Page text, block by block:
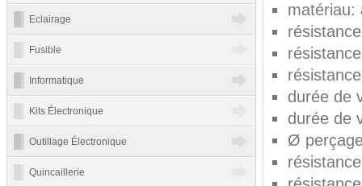
matériau:
durée de
durée de
Ø
Eclairage
Fusible
Informatique
Kits Électronique
Outillage Électronique
Quincaillerie